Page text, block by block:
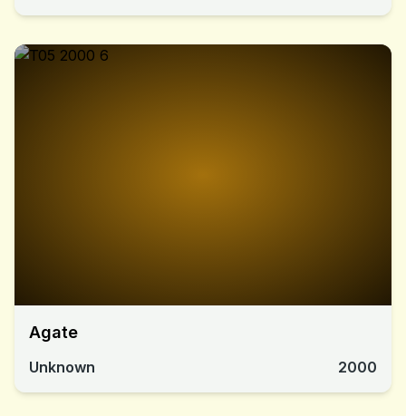
Agate
Unknown 2000